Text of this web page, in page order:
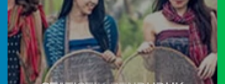
Dafris
18 Juni 2024 22:13:58
Semoga makin
informatif dan
komunikatif...
Twitter